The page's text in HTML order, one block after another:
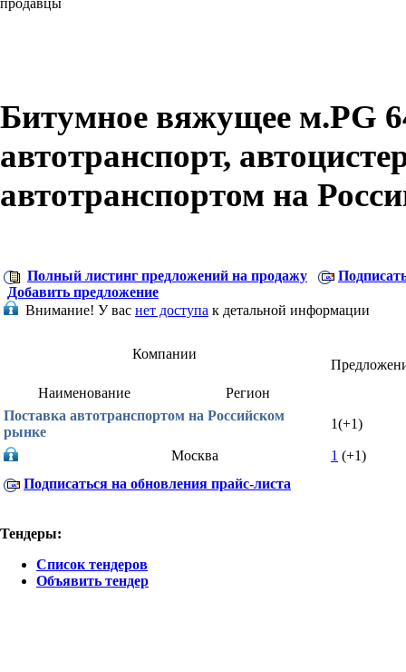
продавцы
Битумное вяжущее м.PG
автотранспорт,
автотранспортом на
Полный листинг предложений на продажу
Добавить предложение
Внимание! У вас нет доступа к детальной информации
Компании
Наименование
Регион
Поставка автотранспортом на Российском
рынке
1(+1)
Москва 1 (+1)
Подписаться на обновления прайс-листа
Тендеры:
Список тендеров
Объявить тендер